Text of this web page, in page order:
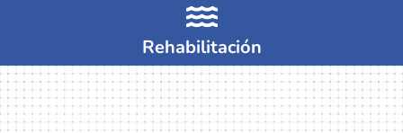
Rehabilitación